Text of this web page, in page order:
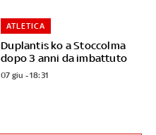
Duplantis ko a Stoccolma
dopo 3 anni da imbattuto
ATLETICA
07 giu - 18:31